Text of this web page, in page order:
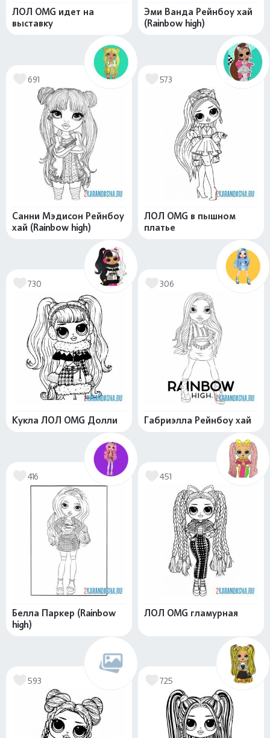
ЛОЛ OMG идет на
выставку
Эми Ванда Рейнбоу хай
(Rainbow high)
691
Санни Мэдисон Рейнбоу
хай (Rainbow high)
573
ЛОЛ OMG в пышном
платье
730
Кукла ЛОЛ OMG Долли
306
Габриэлла Рейнбоу хай
416
Белла Паркер (Rainbow
high)
451
ЛОЛ OMG гламурная
593 725